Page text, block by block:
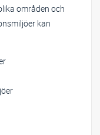
områden och
kan